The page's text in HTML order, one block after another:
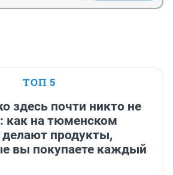
ТОП 5
здесь почти никто не
как на тюменском
делают продукты,
вы покупаете каждый